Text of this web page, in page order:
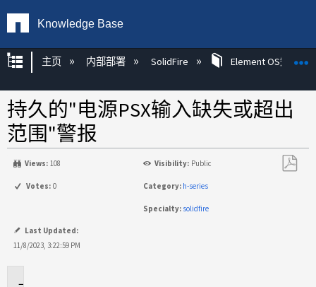
Knowledge Base
扩展/隐缩全局层次
主页 内部部署 SolidFire Element OS知识库
持久的"电源PSX输入缺失或超出
范围"警报
Views: 108 Visibility: Public
Votes: 0 Category: h-series
Specialty: solidfire
Last Updated:
11/8/2023, 3:22:59 PM